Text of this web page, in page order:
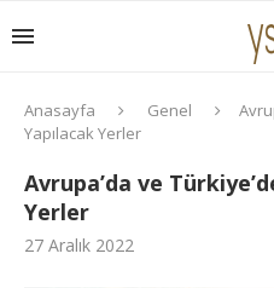
Anasayfa Genel
Yapılacak Yerler
Avrupa’da ve
Yerler
27 Aralık 2022